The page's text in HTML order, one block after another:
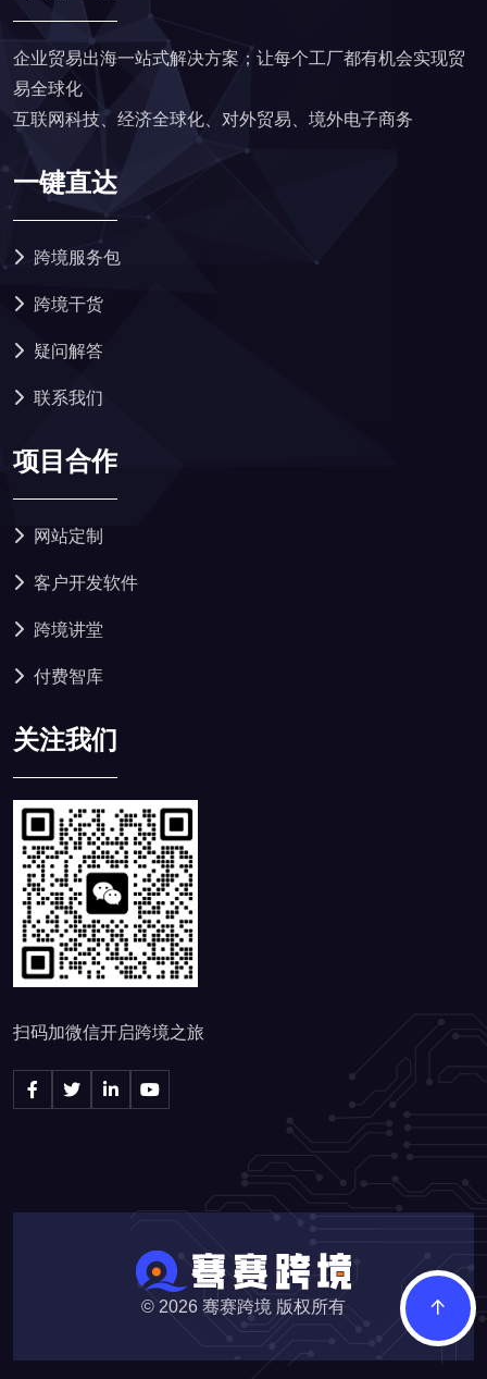
企业贸易出海一站式解决方案；让每个工厂都有机会实现贸
易全球化
互联网科技、经济全球化、对外贸易、境外电子商务
一键直达
跨境服务包
跨境干货
疑问解答
联系我们
项目合作
网站定制
客户开发软件
跨境讲堂
付费智库
关注我们
扫码加微信开启跨境之旅
© 2026 骞赛跨境 版权所有